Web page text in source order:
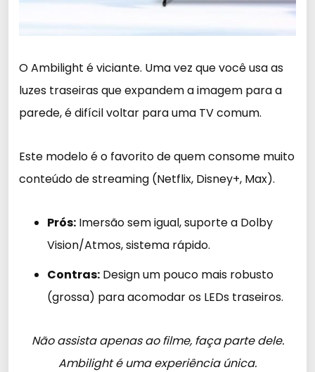
O Ambilight é viciante. Uma vez que você usa as
luzes traseiras que expandem a imagem para a
parede, é difícil voltar para uma TV comum.
Este modelo é o favorito de quem consome muito
conteúdo de streaming (Netflix, Disney+, Max).
Prós: Imersão sem igual, suporte a Dolby
Vision/Atmos, sistema rápido.
Contras: Design um pouco mais robusto
(grossa) para acomodar os LEDs traseiros.
Não assista apenas ao filme, faça parte dele.
Ambilight é uma experiência única.